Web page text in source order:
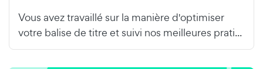
Vous avez travaillé sur la manière d'optimiser
votre balise de titre et suivi nos meilleures prati...